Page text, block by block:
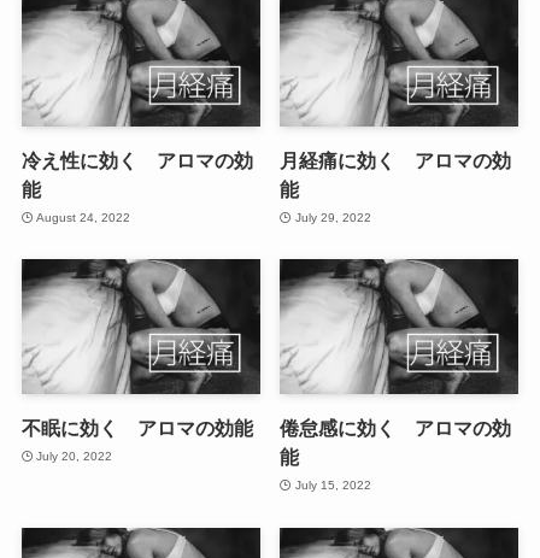
冷え性に効く アロマの効
能
August 24, 2022
月経痛に効く アロマの効
能
July 29, 2022
不眠に効く アロマの効能
July 20, 2022
倦怠感に効く アロマの効
能
July 15, 2022